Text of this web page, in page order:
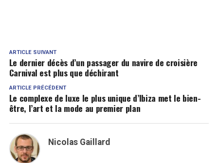
ARTICLE SUIVANT
Le dernier décès d’un passager du navire de croisière
Carnival est plus que déchirant
ARTICLE PRÉCÉDENT
Le complexe de luxe le plus unique d’Ibiza met le bien-
être, l’art et la mode au premier plan
Nicolas Gaillard